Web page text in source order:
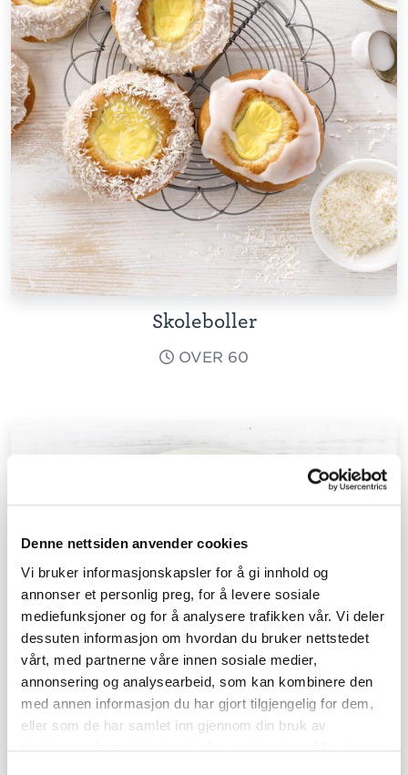
Denne nettsiden anvender cookies
Vi bruker informasjonskapsler for å gi innhold og
annonser et personlig preg, for å levere sosiale
mediefunksjoner og for å analysere trafikken vår. Vi deler
dessuten informasjon om hvordan du bruker nettstedet
vårt, med partnerne våre innen sosiale medier,
annonsering og analysearbeid, som kan kombinere den
med annen informasjon du har gjort tilgjengelig for dem,
eller som de har samlet inn gjennom din bruk av
Skoleboller
OVER 60